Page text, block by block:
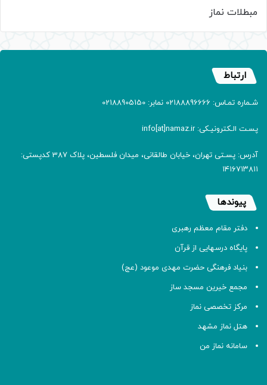
مبطلات نماز
ارتباط
شـماره تمـاس: 02188896666 نمابر: 02188905150
پسـت الـکترونیـکی: info[at]namaz.ir
آدرس: پسـتی تهران، خیابان طالقانی، میدان فلسطین، پلاک 387 کدپستی:
۱۴۱۶۷۱۳۸۱۱
پیوندها
دفتر مقام معظم رهبری
پایگاه درسهایی از قرآن
بنیاد فرهنگی حضرت مهدی موعود (عج)
مجمع خیرین مسجد ساز
مرکز تخصصی نماز
هتل نماز مشهد
سامانه نماز من